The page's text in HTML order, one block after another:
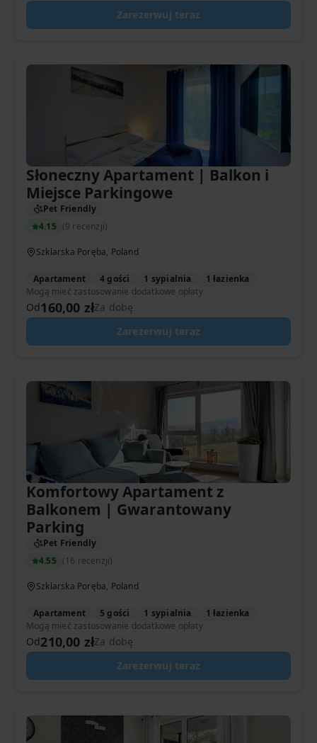
Zarezerwuj teraz
Słoneczny Apartament | Balkon i
Miejsce Parkingowe
Pet Friendly
4.15 (9 recenzji)
Szklarska Poręba, Poland
Apartament 4 gości 1 sypialnia 1 łazienka
Od160,00 złZa dobę
Zarezerwuj teraz
Mogą mieć zastosowanie dodatkowe opłaty
Komfortowy Apartament z
Balkonem | Gwarantowany
Parking
Pet Friendly
4.55 (16 recenzji)
Szklarska Poręba, Poland
Apartament 5 gości 1 sypialnia 1 łazienka
Od210,00 złZa dobę
Zarezerwuj teraz
Mogą mieć zastosowanie dodatkowe opłaty